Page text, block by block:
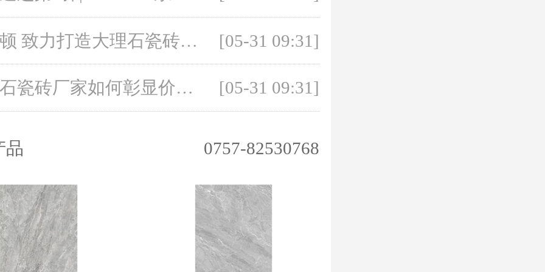
布兰顿 致力打造大理石瓷砖时尚领导品牌 ——专访佛山市布兰顿陶瓷有限公司总经理罗伟乐 [05-31 09:31]
大理石瓷砖厂家如何彰显价值？ [05-31 09:31]
品 0757-82530768